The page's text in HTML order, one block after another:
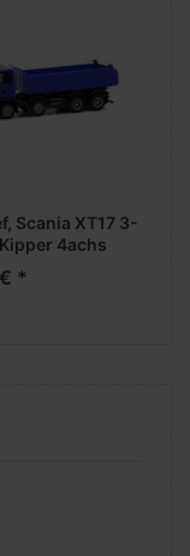
Scania XT17 3-
4achs
Hochtief)
*